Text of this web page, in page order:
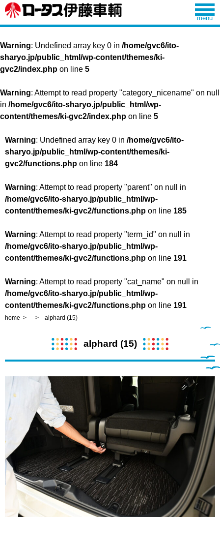
Warning: Undefined array key 0 in /home/gvc6/ito-
sharyo.jp/public_html/wp-content/themes/ki-
gvc2/index.php on line 5
Warning: Attempt to read property "category_nicename" on null
in /home/gvc6/ito-sharyo.jp/public_html/wp-
content/themes/ki-gvc2/index.php on line 5
Warning: Undefined array key 0 in /home/gvc6/ito-
sharyo.jp/public_html/wp-content/themes/ki-
gvc2/functions.php on line 184
Warning: Attempt to read property "parent" on null in
/home/gvc6/ito-sharyo.jp/public_html/wp-
content/themes/ki-gvc2/functions.php on line 185
Warning: Attempt to read property "term_id" on null in
/home/gvc6/ito-sharyo.jp/public_html/wp-
content/themes/ki-gvc2/functions.php on line 191
Warning: Attempt to read property "cat_name" on null in
/home/gvc6/ito-sharyo.jp/public_html/wp-
content/themes/ki-gvc2/functions.php on line 191
home alphard (15)
alphard (15)